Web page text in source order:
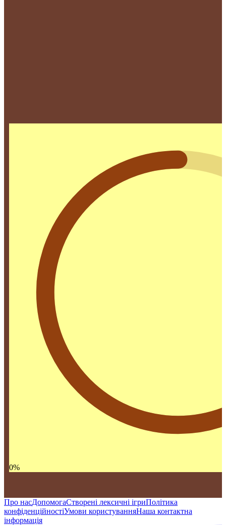
0%
Про насДопомогаСтворені лексичні ігриПолітика
конфіденційностіУмови користуванняНаша контактна
інформація